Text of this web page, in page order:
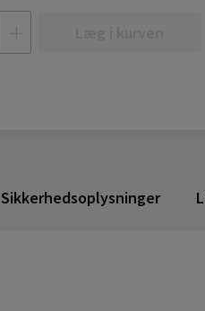
Sikkerhedsoplysninger